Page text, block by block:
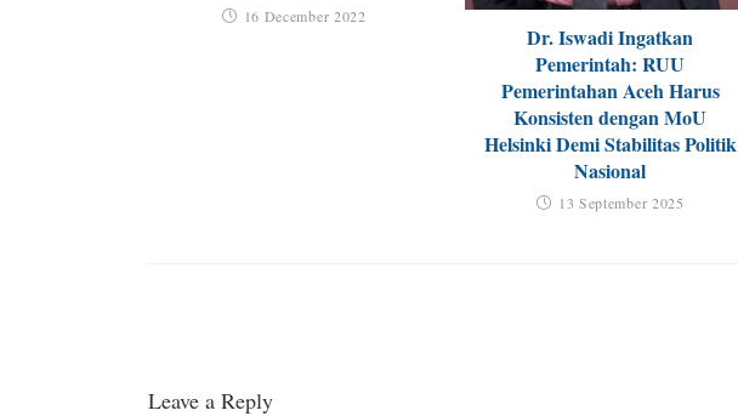
16 December 2022
Dr. Iswadi Ingatkan
Pemerintah: RUU
Pemerintahan Aceh Harus
Konsisten dengan MoU
Helsinki Demi Stabilitas Politik
Nasional
13 September 2025
Leave a Reply